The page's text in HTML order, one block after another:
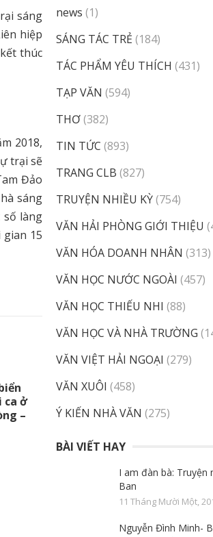
sáng
hiệp
thúc
2018,
trại sẽ
Đảo
sáng
số làng
15
ca ở
–
news (1)
SÁNG TÁC TRẺ (184)
TÁC PHẨM YÊU THÍCH (431)
TẠP VĂN (594)
THƠ(382)
TIN TỨC (893)
TRANG CLB (827)
TRUYỆN NHIỀU KỲ(754)
VĂN HẢI PHÒNG GIỚI THIỆU
VĂN HÓA DOANH NHÂN (313)
VĂN HỌC NƯỚC NGOÀI (457)
VĂN HỌC THIẾU NHI (88)
VĂN HỌC VÀ NHÀ TRƯỜNG
VĂN VIỆT HẢI NGOẠI (279)
VĂN XUÔI (458)
Ý KIẾN NHÀ VĂN (275)
BÀI VIẾT HAY
I am đàn bà: Truyện
Ban
11 Tháng Mười Một,
Nguyễn Đình Minh-